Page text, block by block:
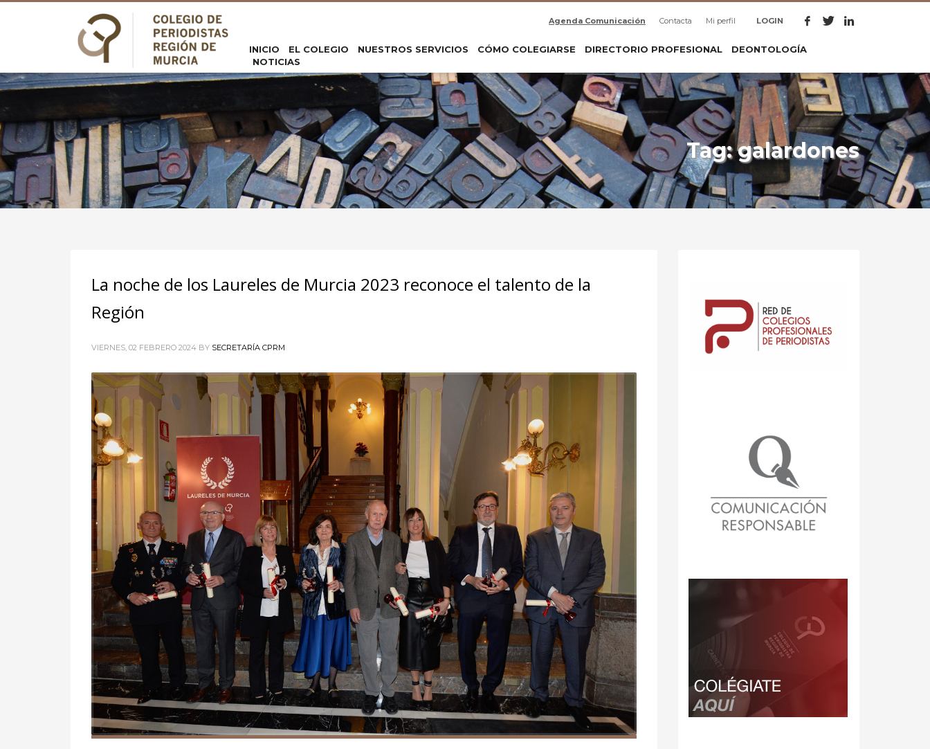
Agenda Comunicación Contacta Mi perfil LOGIN
INICIO EL COLEGIO NUESTROS SERVICIOS CÓMO COLEGIARSE DIRECTORIO PROFESIONAL
DEONTOLOGÍA
NOTICIAS
Tag: galardones
La noche de los Laureles de Murcia 2023 reconoce el talento de la
Región
VIERNES, 02 FEBRERO 2024 BY SECRETARÍA CPRM